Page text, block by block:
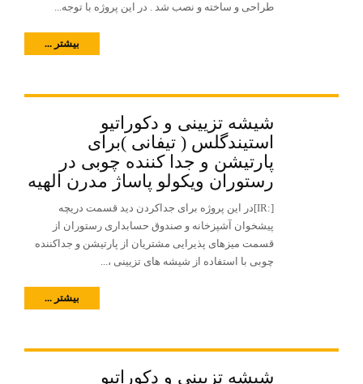
طراحی و ساخته و نصب شد . در این پروژه با توجه...
بیشتر ...
شیشه تزیینی و دکوراتیو
استیندگلس ( تیفانی )برای
پارتیشن و جدا کننده چوبی در
رستوران ویکولو پاساژ مدرن الهیه
[:IR]در این پروژه برای جداکردن دید قسمت دریچه
پیشخوان آشپزخانه و صندوق حسابداری رستوران از
قسمت میزهای پذیرایی مشتریان از پارتیشن و جداکننده
چوبی با استفاده از شیشه های تزیینی ،...
بیشتر ...
شیشه تزیینی و دکوراتیو